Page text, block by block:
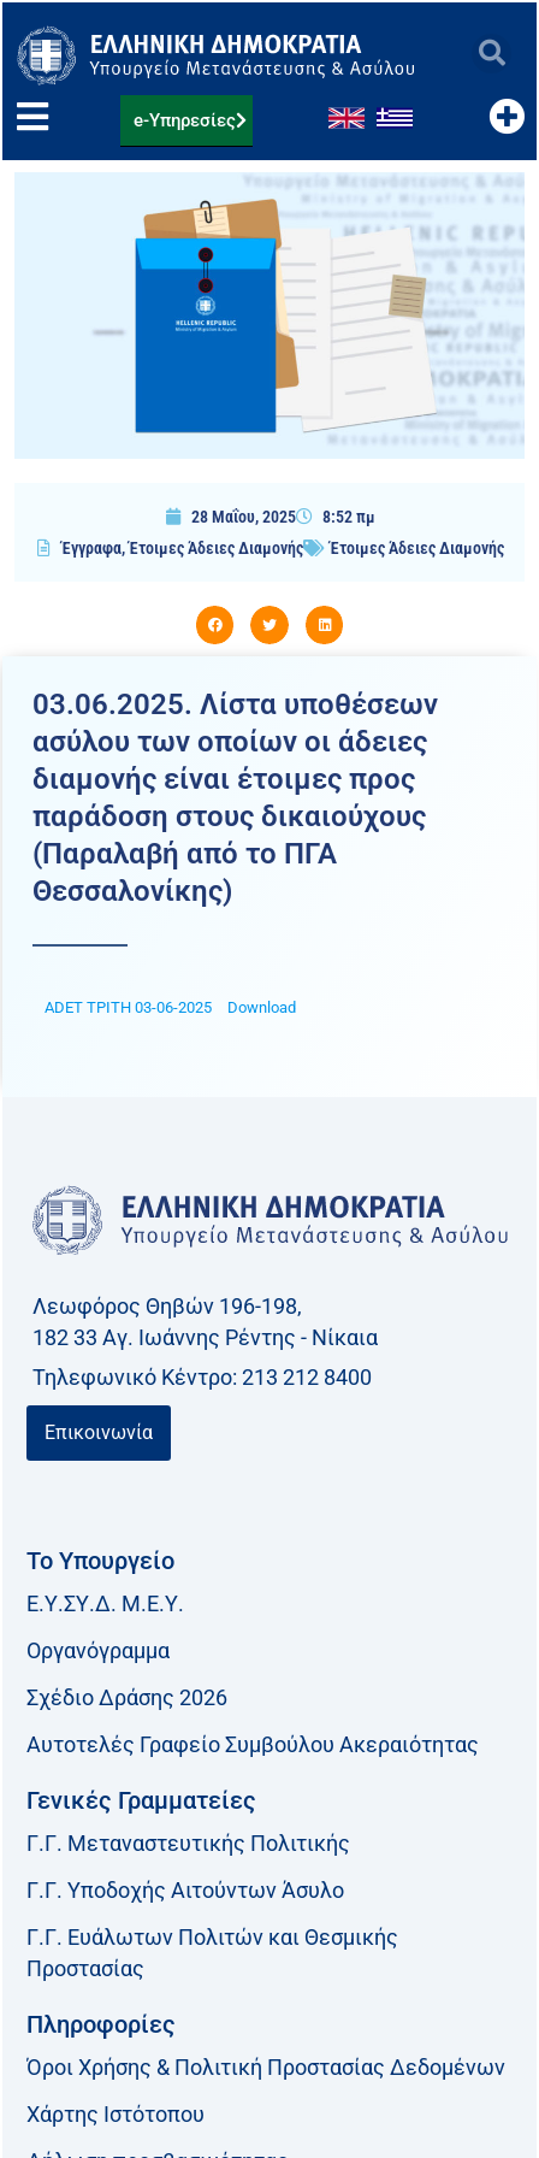
στο
περιεχόμενο
e-Υπηρεσίες
28 Μαΐου, 2025
8:52 πμ
Έγγραφα,Έτοιμες Άδειες Διαμονής Έτοιμες Άδειες Διαμονής
03.06.2025. Λίστα υποθέσεων
ασύλου των οποίων οι άδειες
διαμονής είναι έτοιμες προς
παράδοση στους δικαιούχους
(Παραλαβή από το ΠΓΑ
Θεσσαλονίκης)
ADET ΤΡΙΤΗ 03-06-2025 Download
Λεωφόρος Θηβών 196-198,
182 33 Aγ. Ιωάννης Ρέντης - Νίκαια
Τηλεφωνικό Kέντρο: 213 212 8400
Επικοινωνία
Το Υπουργείο
Ε.Υ.ΣΥ.Δ. Μ.Ε.Υ.
Οργανόγραμμα
Σχέδιο Δράσης 2026
Αυτοτελές Γραφείο Συμβούλου Ακεραιότητας
Γενικές Γραμματείες
Γ.Γ. Μεταναστευτικής Πολιτικής
Γ.Γ. Υποδοχής Αιτούντων Άσυλο
Γ.Γ. Ευάλωτων Πολιτών και Θεσμικής
Προστασίας
Πληροφορίες
Όροι Χρήσης & Πολιτική Προστασίας Δεδομένων
Χάρτης Ιστότοπου